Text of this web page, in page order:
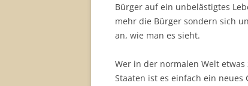
Bürger auf ein unbelästigtes
mehr die Bürger sondern sich
an, wie man es sieht.
Wer in der normalen Welt
Staaten ist es einfach ein neues